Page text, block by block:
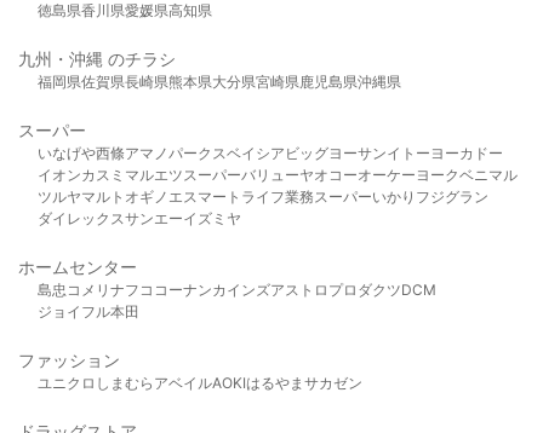
徳島県香川県愛媛県高知県
九州・沖縄 のチラシ
福岡県佐賀県長崎県熊本県大分県宮崎県鹿児島県沖縄県
スーパー
いなげや西條アマノパークスベイシア ビッグヨーサンイトーヨーカドー
イオンカスミ マルエツスーパーバリューヤオコーオーケー ヨークベニマル
ツルヤマルト オギノ エスマート ライフ業務スーパーいかり フジグラン
ダイレックスサンエーイズミヤ
ホームセンター
島忠 コメリ ナフコ コーナンカインズアストロプロダクツDCM
ジョイフル本田
ファッション
ユニクロ しまむら アベイルAOKIはるやま サカゼン